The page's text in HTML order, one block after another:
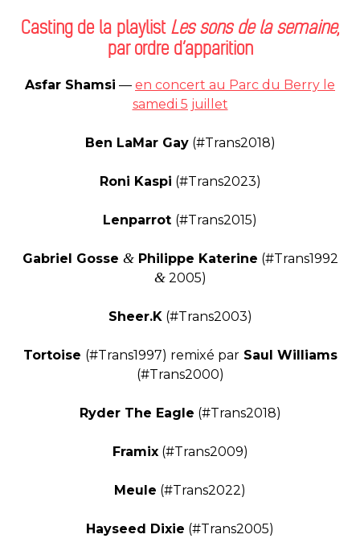
Casting de la playlist Les sons de la semaine,
par ordre d’apparition
Asfar Shamsi — en concert au Parc du Berry le
samedi 5 juillet
Ben LaMar Gay(#Trans2018)
Roni Kaspi (#Trans2023)
Lenparrot (#Trans2015)
Gabriel Gosse &Philippe Katerine (#Trans1992
&2005)
Sheer.K(#Trans2003)
Tortoise (#Trans1997) remixé parSaul Williams
(#Trans2000)
Ryder The Eagle (#Trans2018)
Framix(#Trans2009)
Meule (#Trans2022)
Hayseed Dixie (#Trans2005)